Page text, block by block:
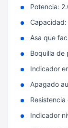
Potencia:
Capacidad:
Asa que
Boquilla de
Indicador
Apagado
Resistencia
Indicador